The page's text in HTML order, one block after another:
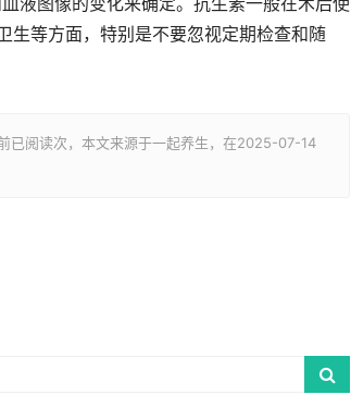
生等方面，特别是不要忽视定期检查和随
已阅读次，本文来源于一起养生，在2025-07-14